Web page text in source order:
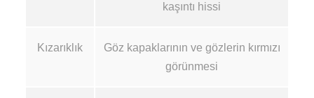
kaşıntı hissi
Kızarıklık
Göz kapaklarının ve gözlerin kırmızı
görünmesi